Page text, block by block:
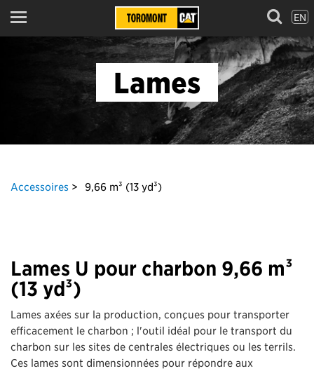
Menu EN
Lames
Accessoires 9,66 m³ (13 yd³)
Lames U pour charbon 9,66 m³
(13 yd³)
Lames axées sur la production, conçues pour transporter
efficacement le charbon ; l'outil idéal pour le transport du
charbon sur les sites de centrales électriques ou les terrils.
Ces lames sont dimensionnées pour répondre aux